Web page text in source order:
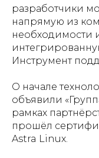
разработчики
напрямую из
необходимости
Инструмент
О начале
объявили
рамках
прошёл
Astra Linux.